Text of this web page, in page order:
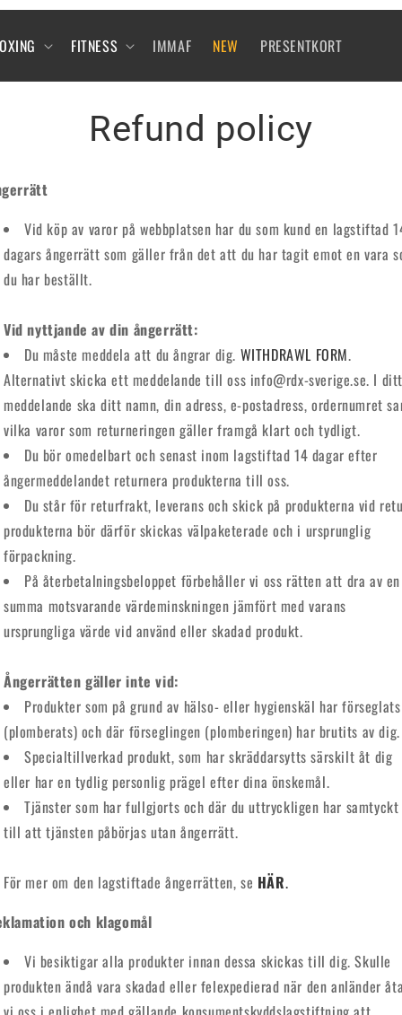
FITNESS IMMAF NEW PRESENTKORT
Refund policy
ätt
Vid köp av varor på webbplatsen har du som kund en lagstiftad
dagars ångerrätt som gäller från det att du har tagit emot en vara
du har beställt.
Vid nyttjande av din ångerrätt:
Du måste meddela att du ångrar dig. WITHDRAWL FORM.
Alternativt skicka ett meddelande till oss info@rdx-sverige.se. I ditt
meddelande ska ditt namn, din adress, e-postadress, ordernumret
vilka varor som returneringen gäller framgå klart och tydligt.
Du bör omedelbart och senast inom lagstiftad 14 dagar efter
ångermeddelandet returnera produkterna till oss.
Du står för returfrakt, leverans och skick på produkterna vid
produkterna bör därför skickas välpaketerade och i ursprunglig
förpackning.
På återbetalningsbeloppet förbehåller vi oss rätten att dra av en
summa motsvarande värdeminskningen jämfört med varans
ursprungliga värde vid använd eller skadad produkt.
Ångerrätten gäller inte vid:
Produkter som på grund av hälso- eller hygienskäl har förseglats
(plomberats) och där förseglingen (plomberingen) har brutits av dig.
Specialtillverkad produkt, som har skräddarsytts särskilt åt dig
eller har en tydlig personlig prägel efter dina önskemål.
Tjänster som har fullgjorts och där du uttryckligen har samtyckt
till att tjänsten påbörjas utan ångerrätt.
För mer om den lagstiftade ångerrätten, se HÄR.
och klagomål
Vi besiktigar alla produkter innan dessa skickas till dig. Skulle
produkten ändå vara skadad eller felexpedierad när den anländer